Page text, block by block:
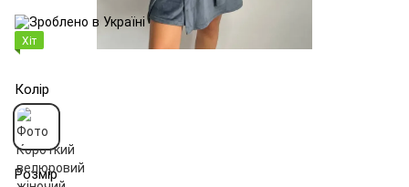
Хіт
Колір
Розмір